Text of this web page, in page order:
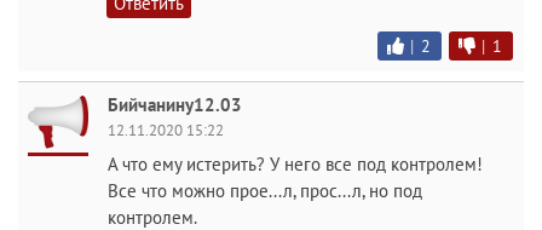
| 2 | 1
Бийчанину12.03
12.11.2020 15:22
А что ему истерить? У него все под контролем!
Все что можно прое...л, прос...л, но под
контролем.